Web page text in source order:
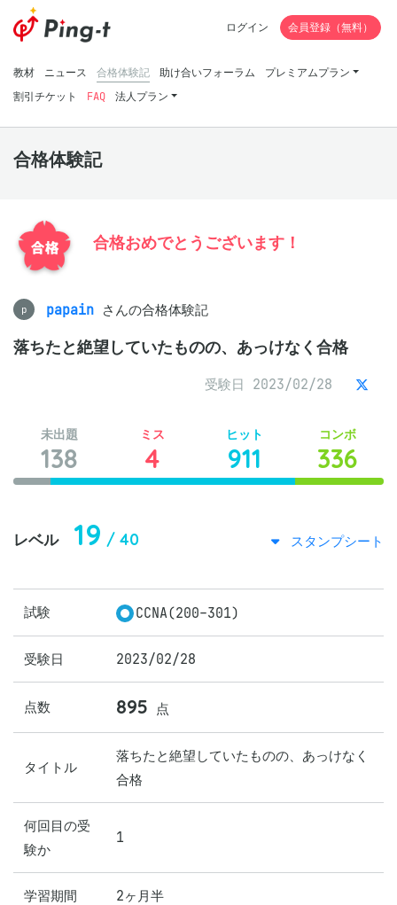
教材 ニュース 合格体験記 助け合いフォーラム
プレミアムプラン
割引チケット
FAQ 法人プラン
ログイン 会員登録（無料）
合格体験記
合格おめでとうございます！
p papain さんの合格体験記
落ちたと絶望していたものの、あっけなく合格
受験日 2023/02/28
未出題
138
ミス
4
ヒット
911
コンボ
336
レベル 19 / 40 スタンプシート
試験 CCNA(200-301)
受験日 2023/02/28
点数 895 点
タイトル
落ちたと絶望していたものの、あっけなく
合格
何回目の受
験か
1
学習期間 2ヶ月半